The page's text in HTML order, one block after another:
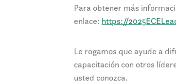
Para obtener más
enlace: https://
Le rogamos que ayude a
capacitación con otros
usted conozca.